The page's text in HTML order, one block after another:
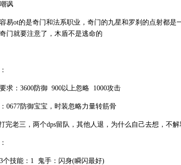
讽
ot的是奇门和法系职业，奇门的九星和罗刹的点射都是
门就要注意了，木盾不是逃命的
：3600防御 900以上忽略 1000攻击
防御宝宝，时装忽略力量转筋骨
老三，两个dps留队，其他人退，为什么自己去想，不解
技能：1 鬼手：闪身(瞬闪最好)